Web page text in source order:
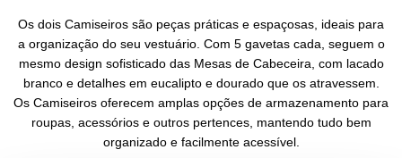
Os dois Camiseiros são peças práticas e espaçosas, ideais para
a organização do seu vestuário. Com 5 gavetas cada, seguem o
mesmo design sofisticado das Mesas de Cabeceira, com lacado
branco e detalhes em eucalipto e dourado que os atravessem.
Os Camiseiros oferecem amplas opções de armazenamento para
roupas, acessórios e outros pertences, mantendo tudo bem
organizado e facilmente acessível.